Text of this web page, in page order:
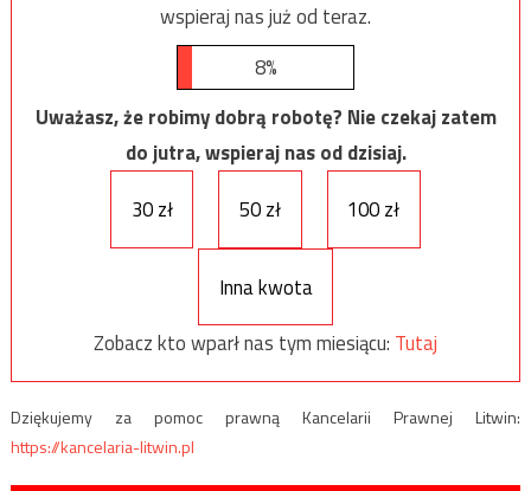
wspieraj nas już od teraz.
8%
Uważasz, że robimy dobrą robotę? Nie czekaj zatem
do jutra, wspieraj nas od dzisiaj.
30 zł
50 zł 100 zł
Inna kwota
Zobacz kto wparł nas tym miesiącu: Tutaj
Dziękujemy za pomoc prawną Kancelarii Prawnej Litwin:
https://kancelaria-litwin.pl